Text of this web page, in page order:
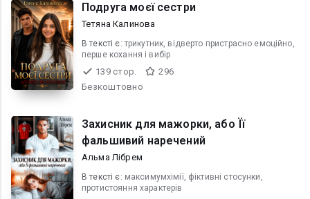
Подруга моєї сестри
Тетяна Калинова
В текcті є:трикутник, відверто пристрасно емоційно,
перше кохання і вибір
139 стор.
296
Безкоштовно
Захисник для мажорки, або Її
фальшивий наречений
Альма Лібрем
В текcті є: максимумхімії, фіктивні стосунки,
протистояння характерів